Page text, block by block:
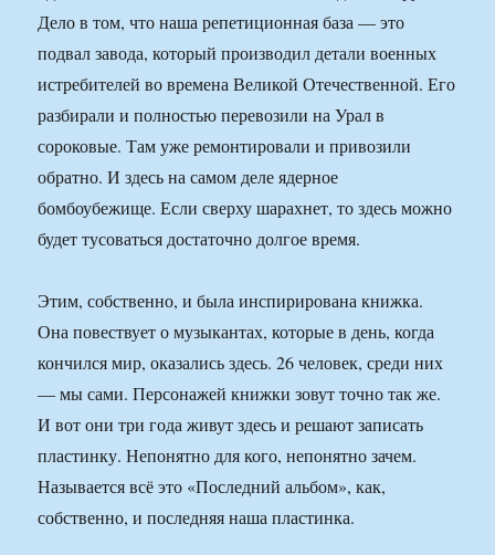
Дело в том, что наша репетиционная база — это
подвал завода, который производил детали военных
истребителей во времена Великой Отечественной. Его
разбирали и полностью перевозили на Урал в
сороковые. Там уже ремонтировали и привозили
обратно. И здесь на самом деле ядерное
бомбоубежище. Если сверху шарахнет, то здесь можно
будет тусоваться достаточно долгое время.
Этим, собственно, и была инспирирована книжка.
Она повествует о музыкантах, которые в день, когда
кончился мир, оказались здесь. 26 человек, среди них
— мы сами. Персонажей книжки зовут точно так же.
И вот они три года живут здесь и решают записать
пластинку. Непонятно для кого, непонятно зачем.
Называется всё это «Последний альбом», как,
собственно, и последняя наша пластинка.